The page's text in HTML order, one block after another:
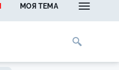
МОЯ ТЕМА